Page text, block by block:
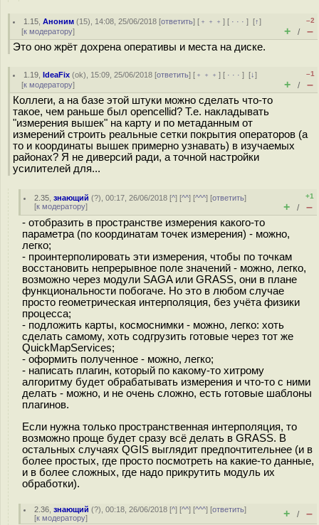
1.15 ,Аноним (15), 14:08, 25/06/2018 [ответить] [ ﹢﹢﹢] [ · · ·][↑]
[к модератору]
–2
+ / –
Это оно жрёт дохрена оперативы и места на диске.
1.19 ,IdeaFix (ok), 15:09, 25/06/2018 [ответить] [ ﹢﹢﹢] [ · · ·][↓]
[к модератору]
–1
+ / –
Коллеги, а на базе этой штуки можно сделать что-то
такое, чем раньше был opencellid? Т.е. накладывать
"измерения вышек" на карту и по метаданным от
измерений строить реальные сетки покрытия операторов (а
то и координаты вышек примерно узнавать) в изучаемых
районах? Я не диверсий ради, а точной настройки
усилителей для...
2.35 ,знающий (?), 00:17, 26/06/2018 [^] [^^] [^^^] [ответить]
[к модератору]
+1
+ / –
- отобразить в пространстве измерения какого-то
параметра (по координатам точек измерения) - можно,
легко;
- проинтерполировать эти измерения, чтобы по точкам
восстановить непрерывное поле значений - можно, легко,
возможно через модули SAGA или GRASS, они в плане
функциональности побогаче. Но это в любом случае
просто геометрическая интерполяция, без учёта физики
процесса;
- подложить карты, космоснимки - можно, легко: хоть
сделать самому, хоть содгрузить готовые через тот же
QuickMapServices;
- оформить полученное - можно, легко;
- написать плагин, который по какому-то хитрому
алгоритму будет обрабатывать измерения и что-то с ними
делать - можно, и не очень сложно, есть готовые шаблоны
плагинов.
Если нужна только пространственная интерполяция, то
возможно проще будет сразу всё делать в GRASS. В
остальных случаях QGIS выглядит предпочтительнее (и в
более простых, где просто посмотреть на какие-то данные,
и в более сложных, где надо прикрутить модуль их
обработки).
2.36 ,знающий (?), 00:18, 26/06/2018 [^] [^^] [^^^] [ответить]
[к модератору] + / –